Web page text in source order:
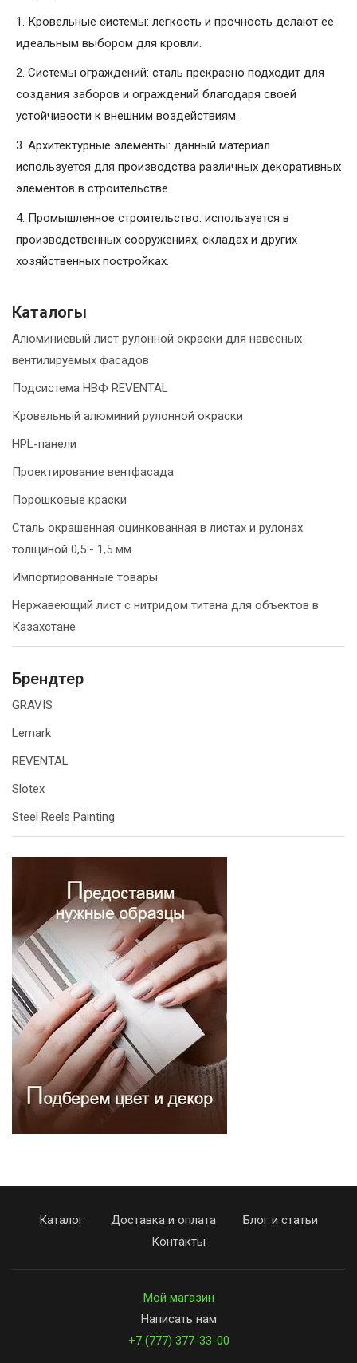
1. Кровельные системы: легкость и прочность делают ее
идеальным выбором для кровли.
2. Системы ограждений: сталь прекрасно подходит для
создания заборов и ограждений благодаря своей
устойчивости к внешним воздействиям.
3. Архитектурные элементы: данный материал
используется для производства различных декоративных
элементов в строительстве.
4. Промышленное строительство: используется в
производственных сооружениях, складах и других
хозяйственных постройках.
Каталогы
Алюминиевый лист рулонной окраски для навесных
вентилируемых фасадов
Подсистема НВФ REVENTAL
Кровельный алюминий рулонной окраски
HPL-панели
Проектирование вентфасада
Порошковые краски
Сталь окрашенная оцинкованная в листах и рулонах
толщиной 0,5 - 1,5 мм
Импортированные товары
Нержавеющий лист с нитридом титана для объектов в
Казахстане
Брендтер
GRAVIS
Lemark
REVENTAL
Slotex
Steel Reels Painting
Каталог Доставка и оплата
Блог и статьи
Контакты
Мой магазин
Написать нам
+7 (777) 377-33-00